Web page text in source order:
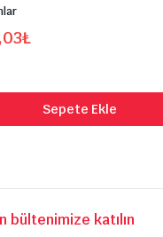
₺
Sepete Ekle
bültenimize katılın